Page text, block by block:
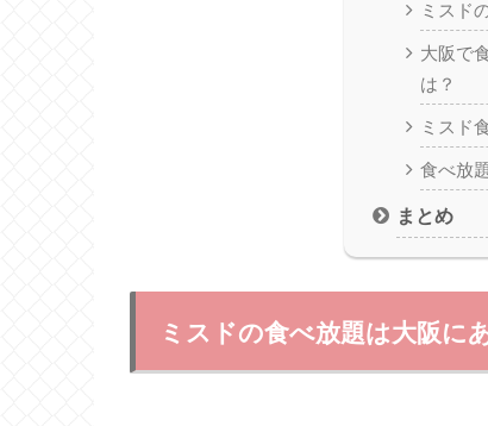
ミスド
大阪で
は？
ミスド
食べ放
まとめ
ミスドの食べ放題は大阪に